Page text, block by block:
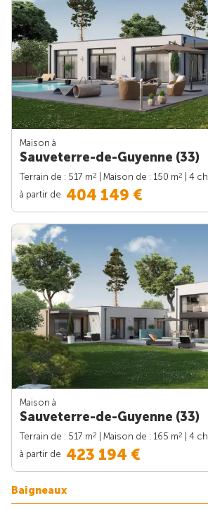
Maison à
Sauveterre-de-Guyenne (33)
Terrain de : 517 m2 | Maison de : 150 m2
| 4 ch.
à partir de 404 149 €
Maison à
Sauveterre-de-Guyenne (33)
Terrain de : 517 m2 | Maison de : 165 m2
| 4 ch.
à partir de 423 194 €
Baigneaux